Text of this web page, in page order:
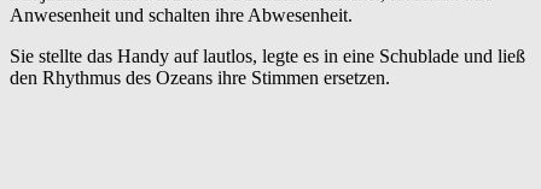
Anwesenheit und schalten ihre Abwesenheit.
Sie stellte das Handy auf lautlos, legte es in eine Schublade und ließ
den Rhythmus des Ozeans ihre Stimmen ersetzen.